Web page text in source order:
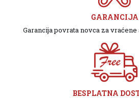
GARANCIJA
Garancija povrata novca za
BESPLATNA